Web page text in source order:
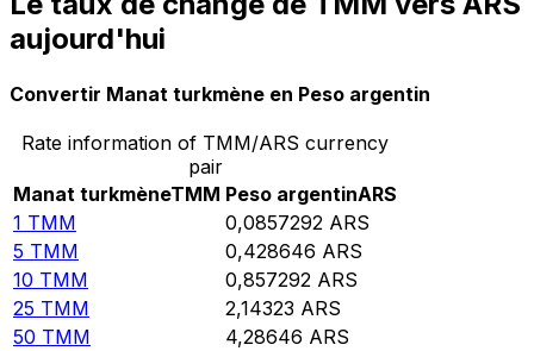
aujourd'hui
Convertir Manat turkmène en Peso argentin
Rate information of TMM/ARS currency
pair
Manat turkmèneTMM Peso argentinARS
1 TMM 0,0857292 ARS
5 TMM 0,428646 ARS
10 TMM 0,857292 ARS
25 TMM 2,14323 ARS
50 TMM 4,28646 ARS